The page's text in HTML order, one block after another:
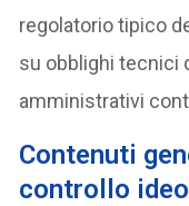
regolatorio tipico
su obblighi tecnici
amministrativi
Contenuti
controllo